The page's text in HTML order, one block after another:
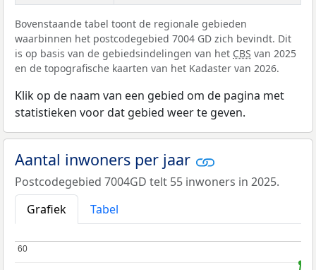
Bovenstaande tabel toont de regionale gebieden
waarbinnen het postcodegebied 7004 GD zich bevindt. Dit
is op basis van de gebiedsindelingen van het CBS van 2025
en de topografische kaarten van het Kadaster van 2026.
Klik op de naam van een gebied om de pagina met
statistieken voor dat gebied weer te geven.
Aantal inwoners per jaar
Postcodegebied 7004GD telt 55 inwoners in 2025.
Grafiek
Tabel
60
60